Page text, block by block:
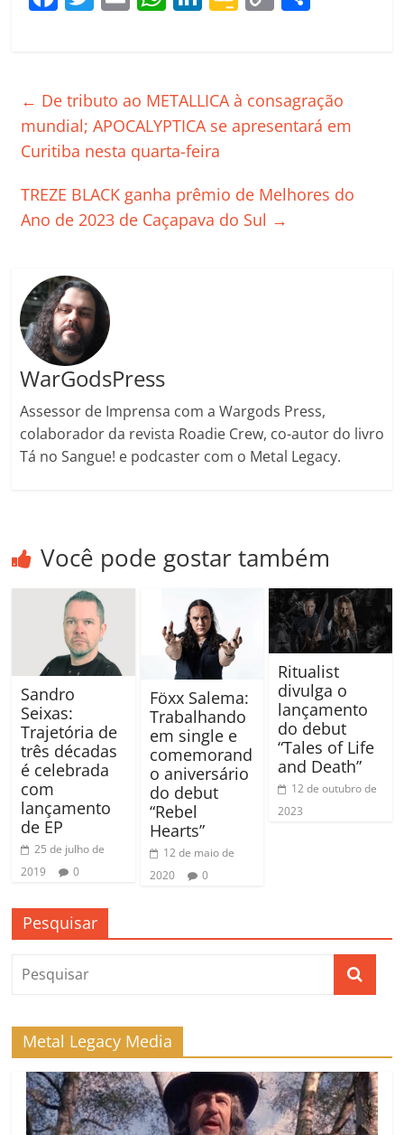
b
o
o
k
A
p
p
dI
n
e
Cl
ss
ro
Li
n
ar
til
ar
← De tributo ao METALLICA à consagração
mundial; APOCALYPTICA se apresentará em
Curitiba nesta quarta-feira
TREZE BLACK ganha prêmio de Melhores do
Ano de 2023 de Caçapava do Sul →
WarGodsPress
Assessor de Imprensa com a Wargods Press,
colaborador da revista Roadie Crew, co-autor do livro
Tá no Sangue! e podcaster com o Metal Legacy.
Você pode gostar também
Sandro
Seixas:
Trajetória de
três décadas
é celebrada
com
lançamento
de EP
25 de julho de
2019
0
Föxx Salema:
Trabalhando
em single e
comemorand
o aniversário
do debut
“Rebel
Hearts”
12 de maio de
2020
0
Ritualist
divulga o
lançamento
do debut
“Tales of Life
and Death”
12 de outubro de
2023
Pesquisar
Metal Legacy Media